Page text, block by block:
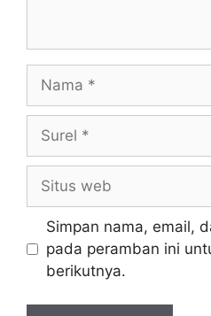
Simpan nama, email,
pada peramban ini
berikutnya.